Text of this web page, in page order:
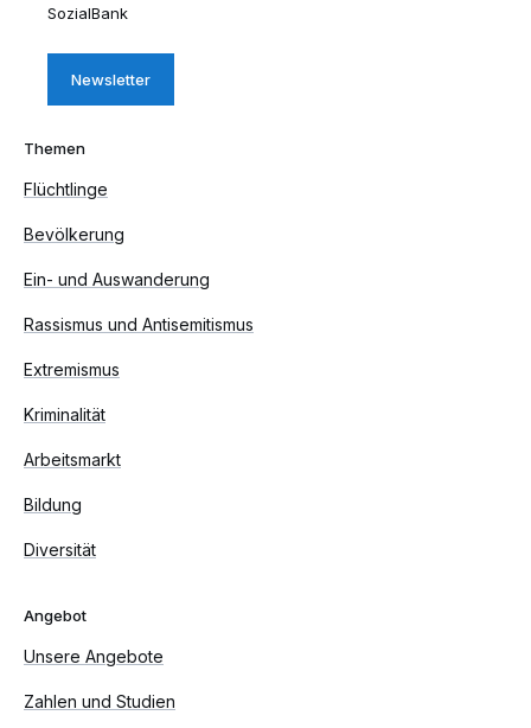
SozialBank
Newsletter
Themen
Flüchtlinge
Bevölkerung
Ein- und Auswanderung
Rassismus und Antisemitismus
Extremismus
Kriminalität
Arbeitsmarkt
Bildung
Diversität
Angebot
Unsere Angebote
Zahlen und Studien